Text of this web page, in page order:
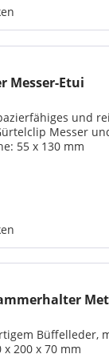
Messer-Etui
und
Messer
55 x 130 mm
Büffelleder,
200 x 70 mm